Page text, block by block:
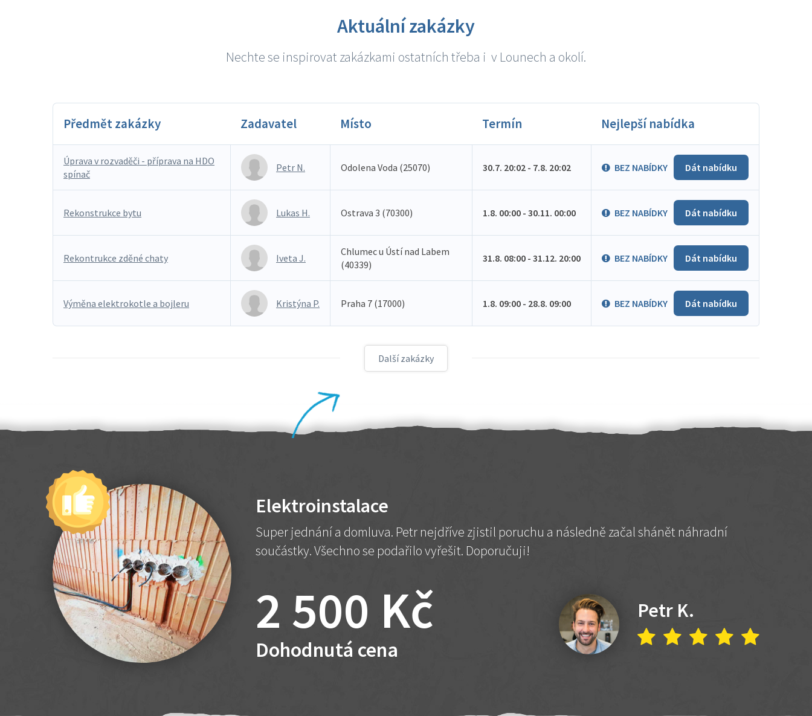
Aktuální zakázky
Nechte se inspirovat zakázkami ostatních třeba i v Lounech a okolí.
Předmět zakázky Zadavatel Místo Termín Nejlepší nabídka
Úprava v rozvaděči - příprava na HDO
spínač
Petr N. Odolena Voda (25070) 30.7. 20:02 - 7.8. 20:02 BEZ NABÍDKY Dát nabídku
Rekonstrukce bytu Lukas H. Ostrava 3 (70300) 1.8. 00:00 - 30.11. 00:00 BEZ NABÍDKY Dát nabídku
Rekontrukce zděné chaty Iveta J.
Chlumec u Ústí nad Labem
(40339)
31.8. 08:00 - 31.12. 20:00 BEZ NABÍDKY Dát nabídku
Výměna elektrokotle a bojleru Kristýna P. Praha 7 (17000) 1.8. 09:00 - 28.8. 09:00 BEZ NABÍDKY Dát nabídku
Další zakázky
Elektroinstalace
Super jednání a domluva. Petr nejdříve zjistil poruchu a následně začal shánět náhradní
součástky. Všechno se podařilo vyřešit. Doporučuji!
2 500 Kč
Dohodnutá cena
Petr K.